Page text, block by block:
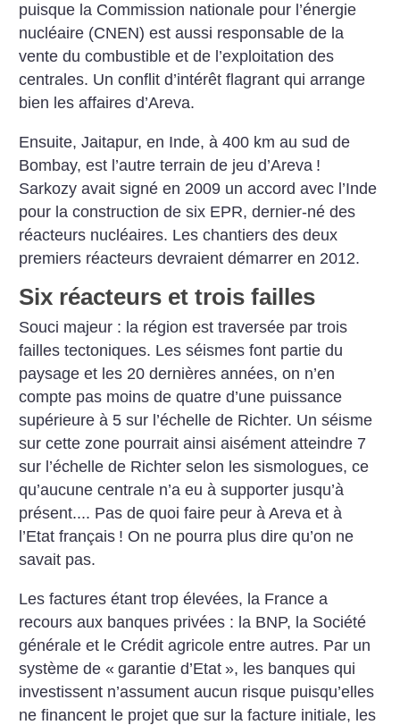
puisque la Commission nationale pour l’énergie
nucléaire (CNEN) est aussi responsable de la
vente du combustible et de l’exploitation des
centrales. Un conflit d’intérêt flagrant qui arrange
bien les affaires d’Areva.
Ensuite, Jaitapur, en Inde, à 400 km au sud de
Bombay, est l’autre terrain de jeu d’Areva !
Sarkozy avait signé en 2009 un accord avec l’Inde
pour la construction de six EPR, dernier-né des
réacteurs nucléaires. Les chantiers des deux
premiers réacteurs devraient démarrer en 2012.
Six réacteurs et trois failles
Souci majeur : la région est traversée par trois
failles tectoniques. Les séismes font partie du
paysage et les 20 dernières années, on n’en
compte pas moins de quatre d’une puissance
supérieure à 5 sur l’échelle de Richter. Un séisme
sur cette zone pourrait ainsi aisément atteindre 7
sur l’échelle de Richter selon les sismologues, ce
qu’aucune centrale n’a eu à supporter jusqu’à
présent.... Pas de quoi faire peur à Areva et à
l’Etat français ! On ne pourra plus dire qu’on ne
savait pas.
Les factures étant trop élevées, la France a
recours aux banques privées : la BNP, la Société
générale et le Crédit agricole entre autres. Par un
système de « garantie d’Etat », les banques qui
investissent n’assument aucun risque puisqu’elles
ne financent le projet que sur la facture initiale, les